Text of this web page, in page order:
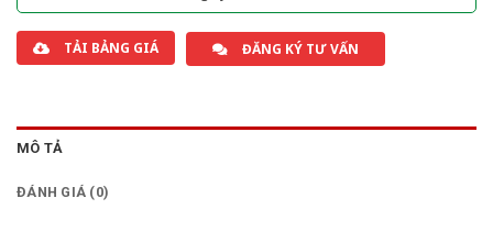
TẢI BẢNG GIÁ ĐĂNG KÝ TƯ VẤN
MÔ TẢ
ĐÁNH GIÁ (0)